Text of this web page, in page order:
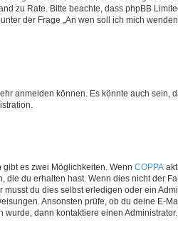
zu Rate. Bitte beachte, dass phpBB
der Frage „An wen soll ich mich
anmelden können. Es könnte auch sein,
es zwei Möglichkeiten. Wenn COPPA
du erhalten hast. Wenn dies nicht der
du dies selbst erledigen oder ein
Ansonsten prüfe, ob du deine E-
dann kontaktiere einen Administrator.